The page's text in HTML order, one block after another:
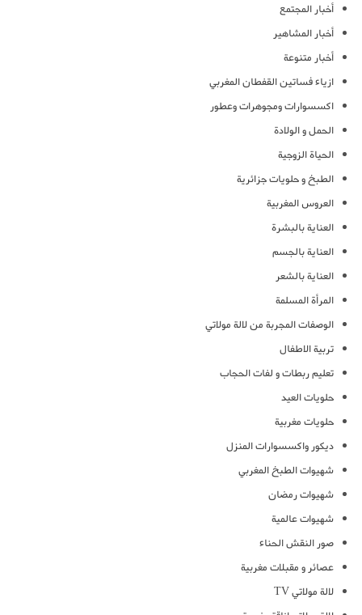
أخبار المجتمع
أخبار المشاهير
أخبار متنوعة
ازياء فساتين القفطان المغربي
اكسسوارات ومجوهرات وعطور
الحمل و الولادة
الحياة الزوجية
الطبخ و حلويات جزائرية
العروس المغربية
العناية بالبشرة
العناية بالجسم
العناية بالشعر
المرأة المسلمة
الوصفات المجربة من لالة مولاتي
تربية الاطفال
تعليم ربطات و لفات الحجاب
حلويات العيد
حلويات مغربية
ديكور واكسسوارات المنزل
شهيوات الطبخ المغربي
شهيوات رمضان
شهيوات عالمية
صور النقش الحناء
عصائر و مقبلات مغربية
لالة مولاتي TV